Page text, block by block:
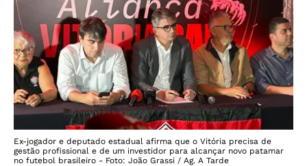
Ex-jogador e deputado estadual afirma que o Vitória precisa de
gestão profissional e de um investidor para alcançar novo patamar
no futebol brasileiro - Foto: João Grassi / Ag. A Tarde